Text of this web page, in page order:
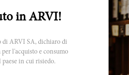
Laurence Féraud. Coprendo oltre
20 ettari a Châteauneuf-du-Pape, i
vigneti sono suddivisi in tre grandi
produce Châteauneuf-du-Pape
tradizionali e probabilmente i vini
più straordinari e longevi della
in ARVI!
di ARVI SA, dichiaro di
l'acquisto e consumo
in cui risiedo.